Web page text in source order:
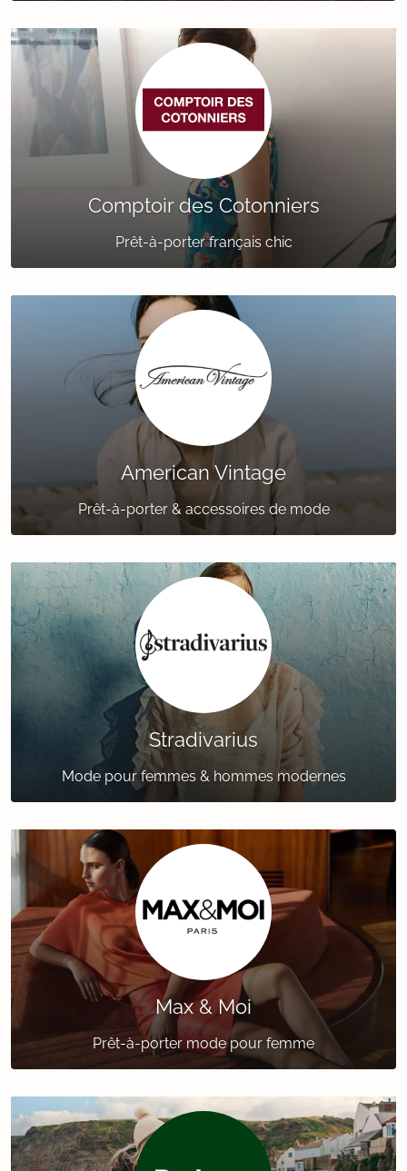
Comptoir des Cotonniers
Prêt-à-porter français chic
American Vintage
Prêt-à-porter & accessoires de mode
Stradivarius
Mode pour femmes & hommes modernes
Max & Moi
Prêt-à-porter mode pour femme